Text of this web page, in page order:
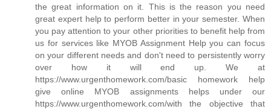
the great information on it. This is the reason you need
great expert help to perform better in your semester. When
you pay attention to your other priorities to benefit help from
us for services like MYOB Assignment Help you can focus
on your different needs and don't need to persistently worry
over how it will end up. We at
https://www.urgenthomework.com/basic homework help
give online MYOB assignments helps under our
https://www.urgenthomework.com/with the objective that